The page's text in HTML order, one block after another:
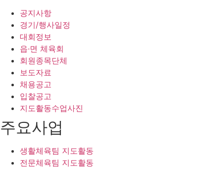
공지사항
경기/행사일정
대회정보
읍·면 체육회
회원종목단체
보도자료
채용공고
입찰공고
지도활동수업사진
주요사업
생활체육팀 지도활동
전문체육팀 지도활동